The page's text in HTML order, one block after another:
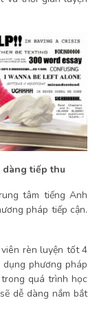
dàng tiếp thu
tâm tiếng Anh
pháp tiếp cận.
rèn luyện tốt 4
phương pháp
quá trình học
dễ dàng nắm bắt